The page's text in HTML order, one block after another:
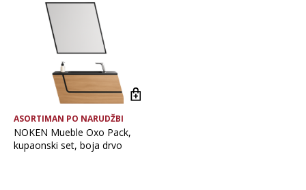
Brand
Vrsta asortimana
ASORTIMAN PO NARUDŽBI
NOKEN Mueble Oxo Pack,
kupaonski set, boja drvo